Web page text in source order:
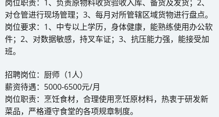
岗位职责：1、负责原物料收货验收入库、备货及发货；2、
对仓管进行现场管理；3、每月对所管辖区域货物进行盘点。
岗位要求：1、中专以上学历，身体健康，能熟练使用办公软
件；2、对数据敏感，持叉车证；3、抗压能力强，能接受加
班。
招聘岗位：厨师（1人）
薪资待遇：5000-6500元/月
岗位职责：烹饪食材，合理使用烹饪原材料，热衷于研发新
菜品，严格遵守食堂的各项规章制度。